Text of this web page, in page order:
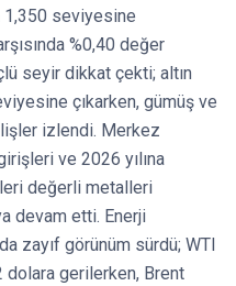
1,350 seviyesine
%0,40 değer
seyir dikkat çekti; altın
çıkarken, gümüş ve
izlendi. Merkez
ve 2026 yılına
değerli metalleri
devam etti. Enerji
zayıf görünüm sürdü; WTI
dolara gerilerken, Brent